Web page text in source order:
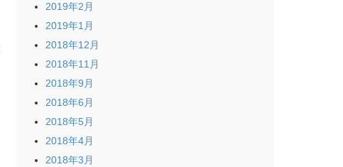
2019年2月
2019年1月
2018年12月
2018年11月
2018年9月
2018年6月
2018年5月
2018年4月
2018年3月